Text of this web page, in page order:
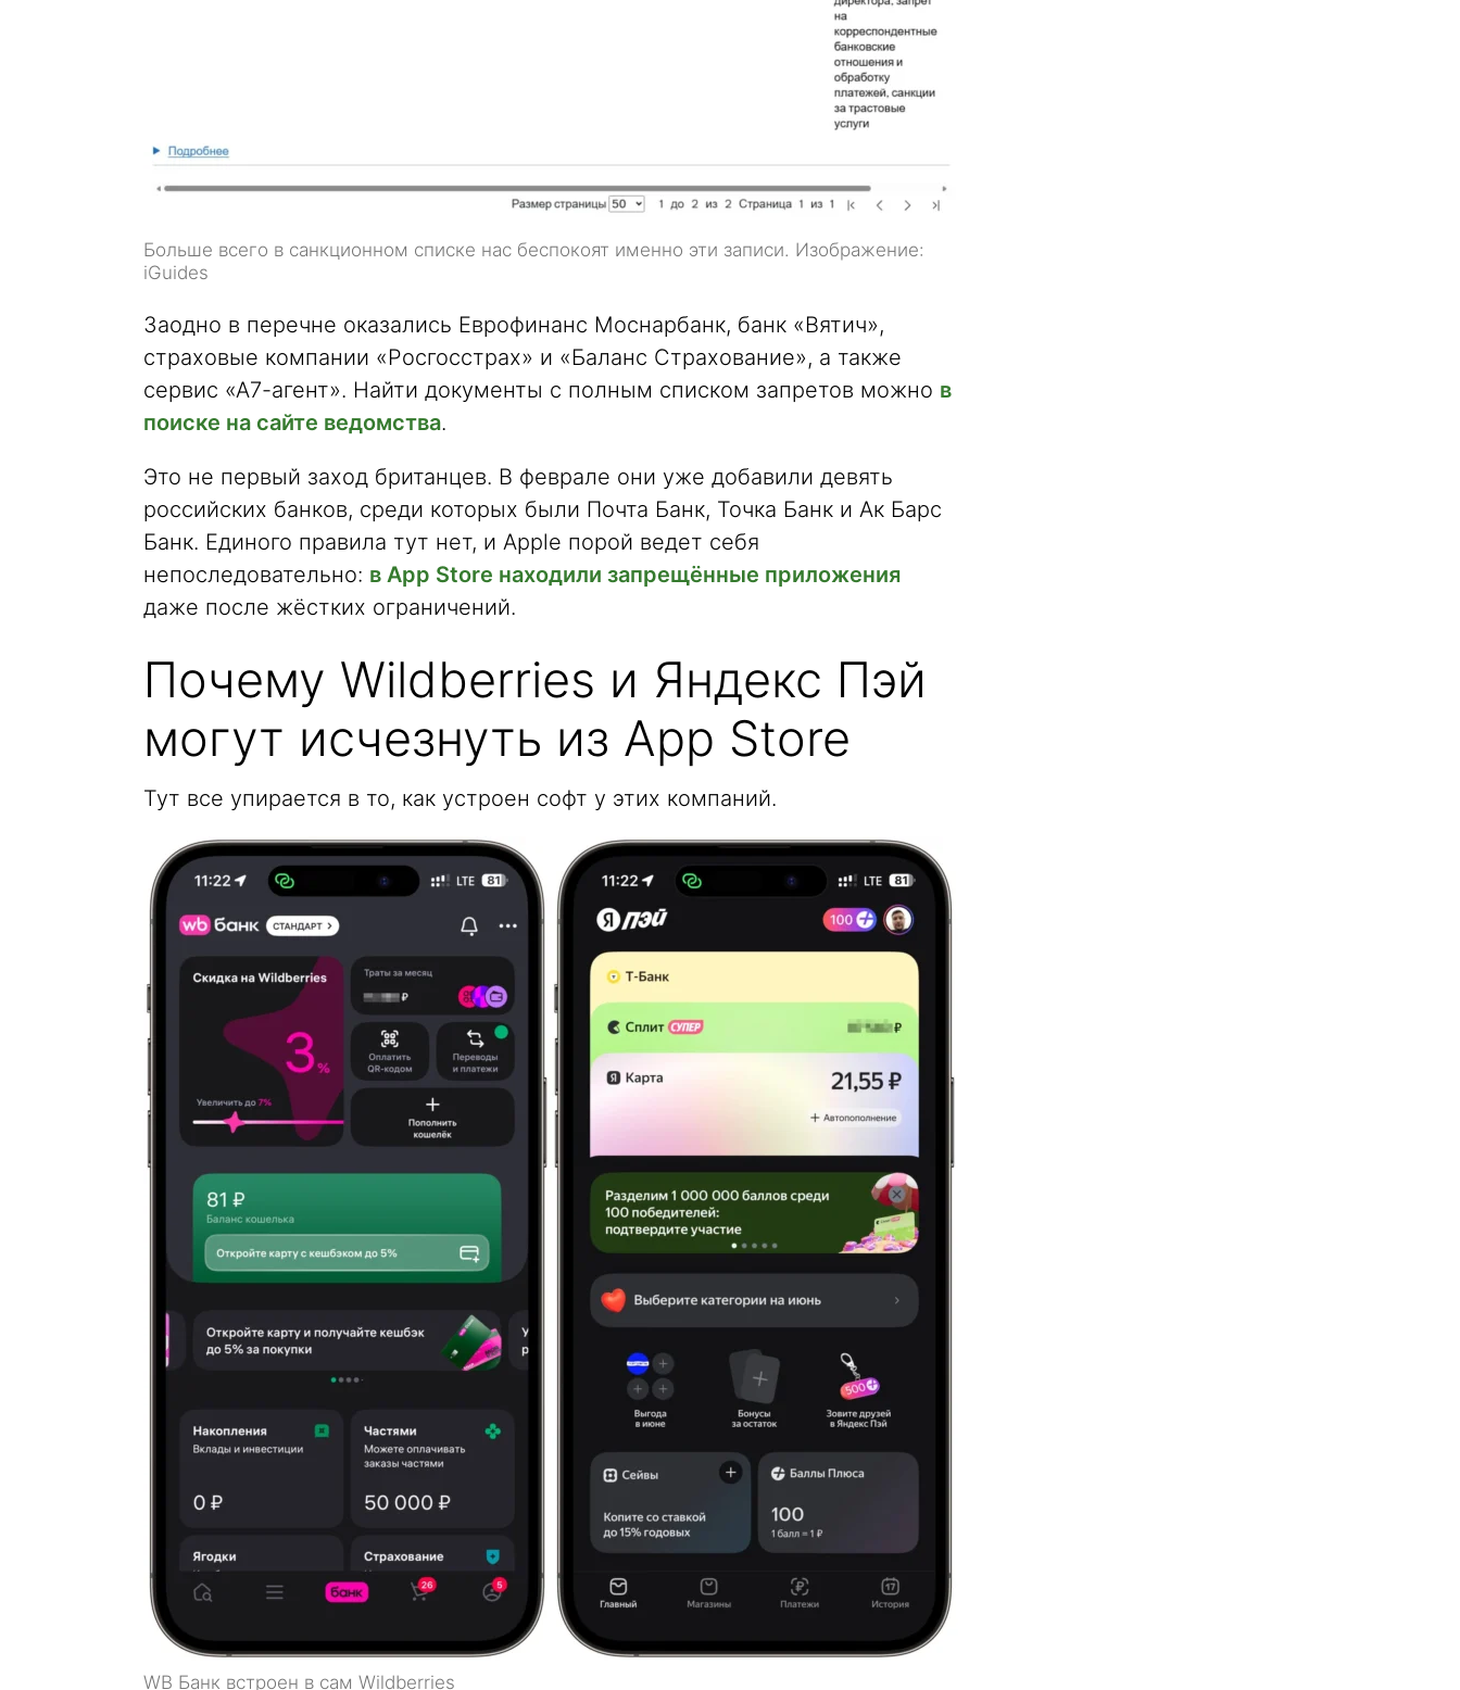
Больше всего в санкционном списке нас беспокоят именно эти записи. Изображение:
iGuides
Заодно в перечне оказались Еврофинанс Моснарбанк, банк «Вятич»,
страховые компании «Росгосстрах» и «Баланс Страхование», а также
сервис «А7-агент». Найти документы с полным списком запретов можно в
поиске на сайте ведомства.
Это не первый заход британцев. В феврале они уже добавили девять
российских банков, среди которых были Почта Банк, Точка Банк и Ак Барс
Банк. Единого правила тут нет, и Apple порой ведет себя
непоследовательно: в App Store находили запрещённые приложения
даже после жёстких ограничений.
Почему Wildberries и Яндекс Пэй
могут исчезнуть из App Store
Тут все упирается в то, как устроен софт у этих компаний.
WB Банк встроен в сам Wildberries